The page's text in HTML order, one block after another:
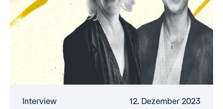
Interview 12. Dezember 2023